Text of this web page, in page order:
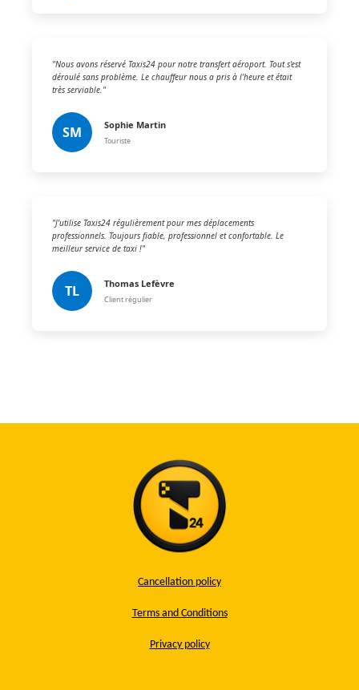
"Nous avons réservé Taxis24 pour notre transfert aéroport. Tout s'est
déroulé sans problème. Le chauffeur nous a pris à l'heure et était
très serviable."
SM Sophie Martin
Touriste
"J'utilise Taxis24 régulièrement pour mes déplacements
professionnels. Toujours fiable, professionnel et confortable. Le
meilleur service de taxi !"
TL Thomas Lefèvre
Client régulier
Cancellation policy
Terms and Conditions
Privacy policy